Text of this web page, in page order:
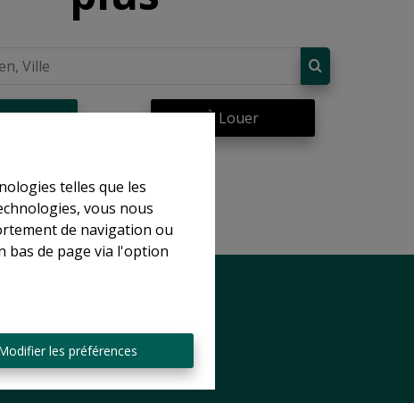
telles que les
vous nous
de navigation ou
bas de page via l'option
les préférences
À Louer